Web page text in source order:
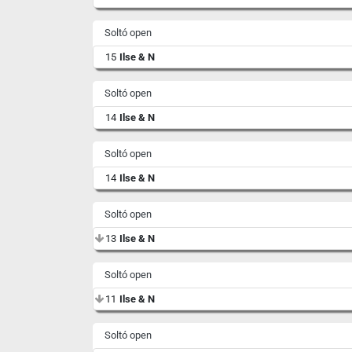
Soltó open
15 Ilse & N
Soltó open
14 Ilse & N
Soltó open
14 Ilse & N
Soltó open
13 Ilse & N
Soltó open
11 Ilse & N
Soltó open